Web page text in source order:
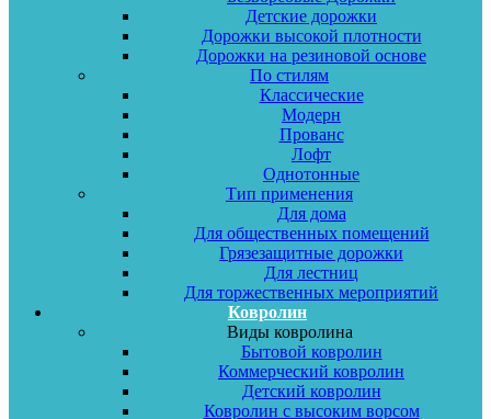
Детские дорожки
Дорожки высокой плотности
Дорожки на резиновой основе
По стилям
Классические
Модерн
Прованс
Лофт
Однотонные
Тип применения
Для дома
Для общественных помещений
Грязезащитные дорожки
Для лестниц
Для торжественных мероприятий
Ковролин
Виды ковролина
Бытовой ковролин
Коммерческий ковролин
Детский ковролин
Ковролин с высоким ворсом